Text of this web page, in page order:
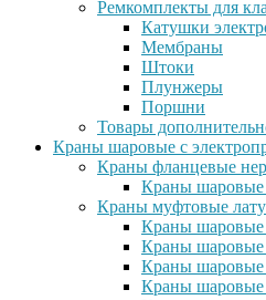
Ремкомплекты для
Катушки
Мембраны
Штоки
Плунжеры
Поршни
Товары
Краны шаровые с
Краны фланцевые
Краны шаровые
Краны муфтовые
Краны шаровые
Краны шаровые
Краны шаровые
Краны шаровые